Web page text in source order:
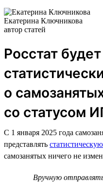
Екатерина Ключникова
автор статей
Росстат
о
со статусом
С 1 января 2025 года
представлять
самозанятых ничего не
Вручную